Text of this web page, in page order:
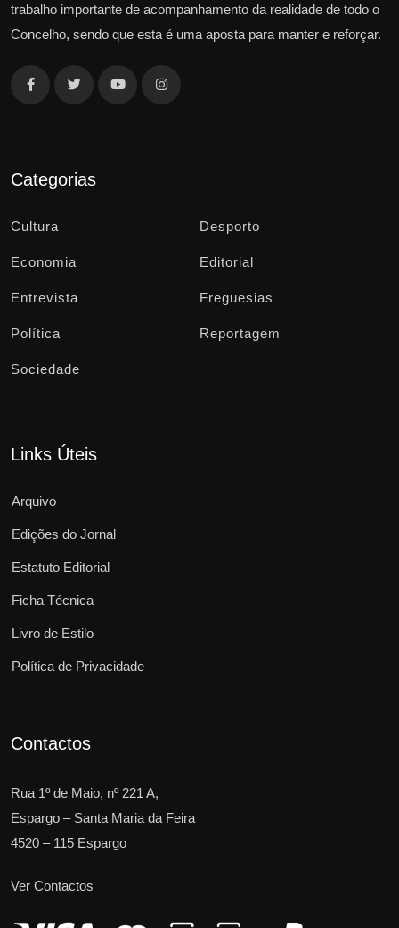
trabalho importante de acompanhamento da realidade de todo o
Concelho, sendo que esta é uma aposta para manter e reforçar.
Categorias
Cultura Desporto
Economia Editorial
Entrevista Freguesias
Política Reportagem
Sociedade
Links Úteis
Arquivo
Edições do Jornal
Estatuto Editorial
Ficha Técnica
Livro de Estilo
Política de Privacidade
Contactos
Rua 1º de Maio, nº 221 A,
Espargo – Santa Maria da Feira
4520 – 115 Espargo
Ver Contactos